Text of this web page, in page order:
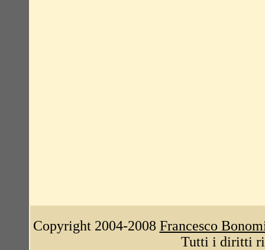
Copyright 2004-2008 Francesco
Tutti i diritti